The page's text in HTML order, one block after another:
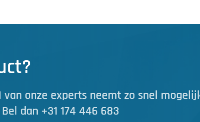
onze experts neemt zo snel
dan +31 174 446 683